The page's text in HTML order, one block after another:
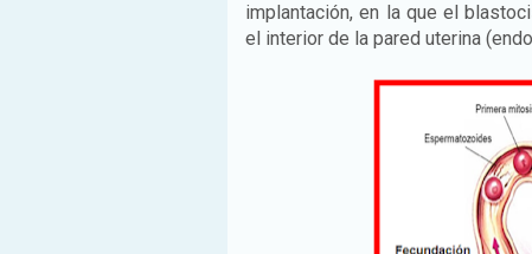
implantación, en la que el
el interior de la pared uterina